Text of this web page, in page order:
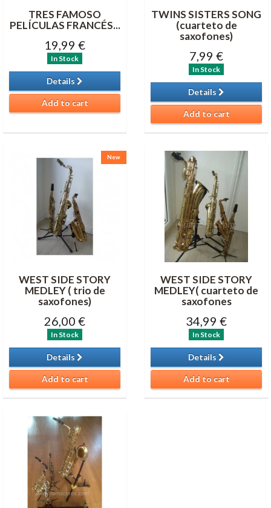
TRES FAMOSO
PELÍCULAS FRANCÉS...
19,99 €
In Stock
Details
Add to cart
TWINS SISTERS SONG
(cuarteto de
saxofones)
7,99 €
In Stock
Details
Add to cart
New
WEST SIDE STORY
MEDLEY ( trio de
saxofones)
26,00 €
In Stock
Details
Add to cart
WEST SIDE STORY
MEDLEY( cuarteto de
saxofones
34,99 €
In Stock
Details
Add to cart